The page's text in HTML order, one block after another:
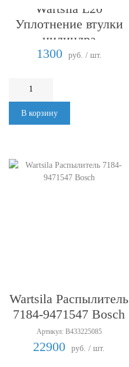
Wartsila L20
Уплотнение втулки
цилиндра
1300
руб. / шт.
В корзину
Wartsila Распылитель
7184-9471547 Bosch
Артикул: B433225085
22900 руб. / шт.